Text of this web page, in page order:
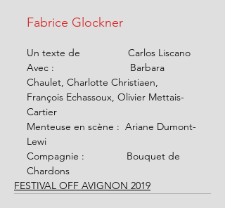
Fabrice Glockner
Un texte de                 Carlos Liscano
Avec :                           Barbara
Chaulet, Charlotte Christiaen,
François Echassoux, Olivier Mettais-
Cartier
Menteuse en scène :  Ariane Dumont-
Lewi
Compagnie :               Bouquet de
Chardons
FESTIVAL OFF AVIGNON 2019